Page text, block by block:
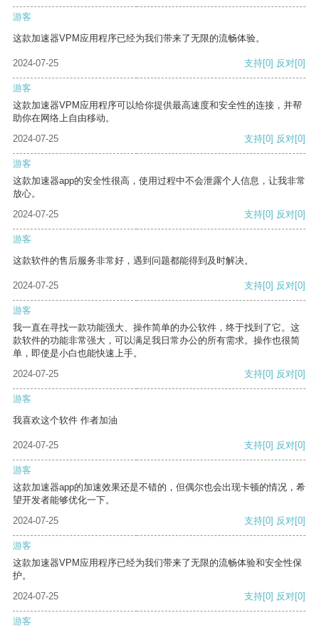
游客
这款加速器VPM应用程序已经为我们带来了无限的流畅体验。
2024-07-25 支持[0] 反对[0]
游客
这款加速器VPM应用程序可以给你提供最高速度和安全性的连接，并帮
助你在网络上自由移动。
2024-07-25
支持[0] 反对[0]
游客
这款加速器app的安全性很高，使用过程中不会泄露个人信息，让我非常
放心。
2024-07-25
支持[0] 反对[0]
游客
这款软件的售后服务非常好，遇到问题都能得到及时解决。
2024-07-25 支持[0] 反对[0]
游客
我一直在寻找一款功能强大、操作简单的办公软件，终于找到了它。这
款软件的功能非常强大，可以满足我日常办公的所有需求。操作也很简
单，即使是小白也能快速上手。
2024-07-25
支持[0] 反对[0]
游客
我喜欢这个软件 作者加油
2024-07-25 支持[0] 反对[0]
游客
这款加速器app的加速效果还是不错的，但偶尔也会出现卡顿的情况，希
望开发者能够优化一下。
2024-07-25
支持[0] 反对[0]
游客
这款加速器VPM应用程序已经为我们带来了无限的流畅体验和安全性保
护。
2024-07-25
支持[0] 反对[0]
游客